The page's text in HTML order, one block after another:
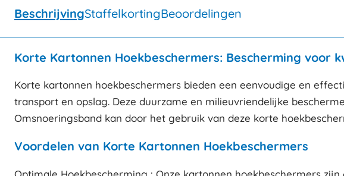
BeschrijvingStaffelkortingBeoordelingen
Korte Kartonnen Hoekbeschermers: Bescherming voor
Korte kartonnen hoekbeschermers bieden een eenvoudige en
transport en opslag. Deze duurzame en milieuvriendelijke
Omsnoeringsband kan door het gebruik van deze korte
Voordelen van Korte Kartonnen Hoekbeschermers